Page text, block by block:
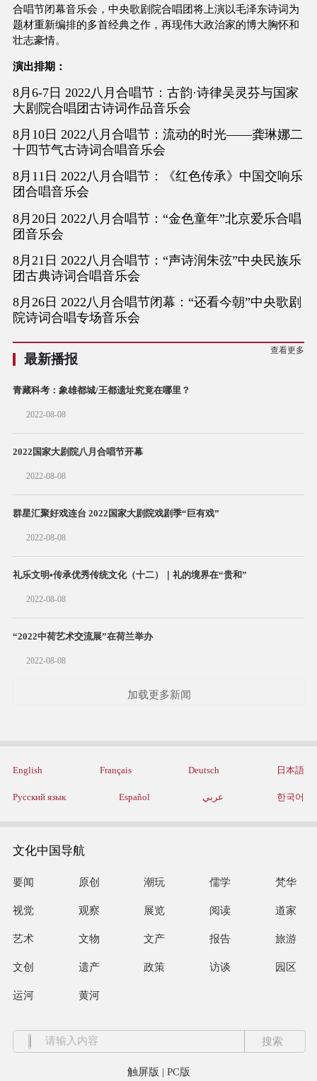
合唱节闭幕音乐会，中央歌剧院合唱团将上演以毛泽东诗词为
题材重新编排的多首经典之作，再现伟大政治家的博大胸怀和
壮志豪情。
演出排期：
8月6-7日 2022八月合唱节：古韵·诗律吴灵芬与国家
大剧院合唱团古诗词作品音乐会
8月10日 2022八月合唱节：流动的时光——龚琳娜二
十四节气古诗词合唱音乐会
8月11日 2022八月合唱节：《红色传承》中国交响乐
团合唱音乐会
8月20日 2022八月合唱节：“金色童年”北京爱乐合唱
团音乐会
8月21日 2022八月合唱节：“声诗润朱弦”中央民族乐
团古典诗词合唱音乐会
8月26日 2022八月合唱节闭幕：“还看今朝”中央歌剧
院诗词合唱专场音乐会
最新播报
查看更多
青藏科考：象雄都城/王都遗址究竟在哪里？
2022-08-08
2022国家大剧院八月合唱节开幕
2022-08-08
群星汇聚好戏连台 2022国家大剧院戏剧季“巨有戏”
2022-08-08
礼乐文明•传承优秀传统文化（十二）｜礼的境界在“贵和”
2022-08-08
“2022中荷艺术交流展”在荷兰举办
2022-08-08
加载更多新闻
English Français Deutsch 日本語
Русский язык Español عربي 한국어
文化中国导航
要闻 原创 潮玩 儒学 梵华
视觉 观察 展览 阅读 道家
艺术 文物 文产 报告 旅游
文创 遗产 政策 访谈 园区
运河 黄河
触屏版 | PC版